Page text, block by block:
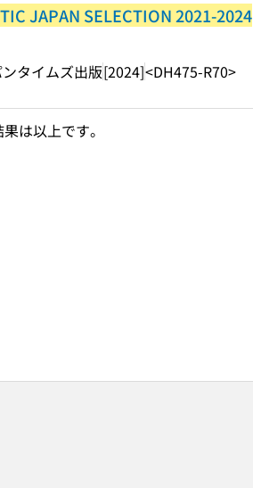
JAPAN SELECTION 2021-2024
タイムズ出版[2024]<DH475-R70>
は以上です。